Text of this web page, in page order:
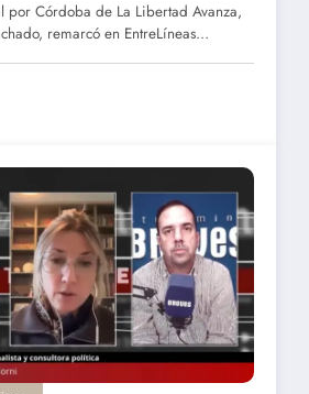
por Córdoba de La Libertad Avanza,
remarcó en EntreLíneas…